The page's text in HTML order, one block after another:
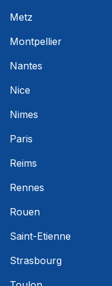
Metz
Montpellier
Nantes
Nice
Nimes
Paris
Reims
Rennes
Rouen
Saint-Etienne
Strasbourg